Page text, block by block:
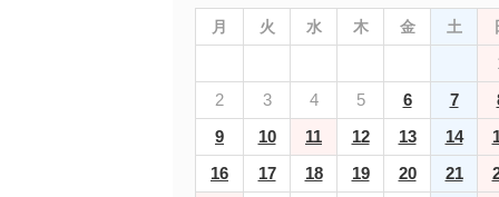
月 火 水 木 金 土
2
3 4 5 6 7
9
10 11 12 13 14
16
17 18 19 20 21